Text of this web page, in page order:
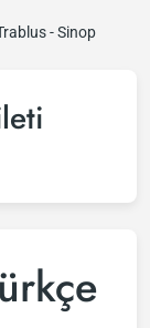
- Sinop